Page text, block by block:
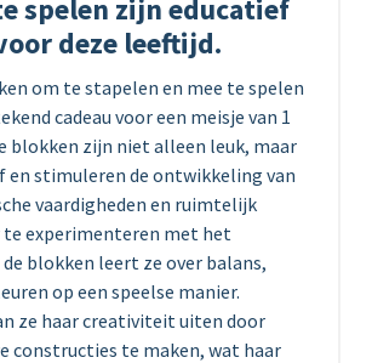
spelen zijn educatief
deze leeftijd.
om te stapelen en mee te spelen
cadeau voor een meisje van 1
blokken zijn niet alleen leuk, maar
en stimuleren de ontwikkeling van
vaardigheden en ruimtelijk
te experimenteren met het
blokken leert ze over balans,
op een speelse manier.
ze haar creativiteit uiten door
constructies te maken, wat haar